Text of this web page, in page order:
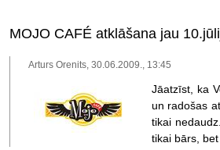
MOJO CAFÉ atklāšana jau
Arturs Orenits, 30.06.2009., 13:45
Jāatzīst, ka
un radošas
tikai
tikai bārs,